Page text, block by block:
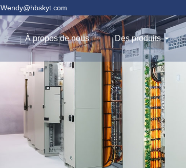
Wendy@hbskyt.com
À propos de nous Des produits